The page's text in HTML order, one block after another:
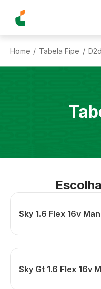
Home / Tabela Fipe /
Sky 1.6 Flex 16v
Sky Gt 1.6 Flex 16v